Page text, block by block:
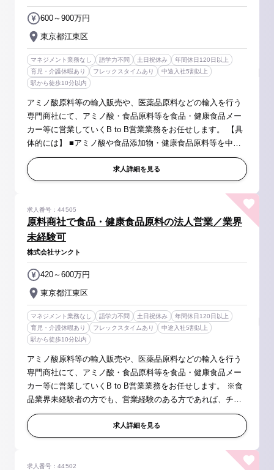
東京都江東区
600～900万円
マネジメント業務なし 語学力不問 土日祝休み
年間休日120日以上
育児・介護休暇あり
フレックスタイムあり
中途入社5割以上
駅から徒歩10分以内
アミノ酸原料等の輸入販売や、医薬品原料などの輸入を行う
専門商社にて、アミノ酸・食品原料等を食品・健康食品メー
カー等に営業していくB to B営業業務をお任せします。 【具
体的には】 ■アミノ酸や食品添加物・健康食品原料等を中心
とした輸入原料の営業活動 ※クライアントは、食品メーカー
や健康食品メーカー、...求人詳細を見る
原料商社で食品・健康食品原料の法人営業／業界
未経験可
求人番号：44505
株式会社サンクト
東京都江東区
420～600万円
マネジメント業務なし 語学力不問 土日祝休み
年間休日120日以上
育児・介護休暇あり
フレックスタイムあり
中途入社5割以上
駅から徒歩10分以内
アミノ酸原料等の輸入販売や、医薬品原料などの輸入を行う
専門商社にて、アミノ酸・食品原料等を食品・健康食品メー
カー等に営業していくB to B営業業務をお任せします。 ※食
品業界未経験者の方でも、営業経験のある方であれば、チャ
レンジ可能です！ 【具体的には】 ■アミノ酸や食品添加物・
健康食品原料等を中心...求人詳細を見る
求人番号：44502